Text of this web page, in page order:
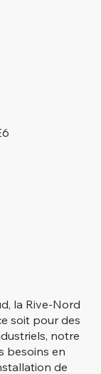
la Rive-Nord
soit pour des
notre
besoins en
de